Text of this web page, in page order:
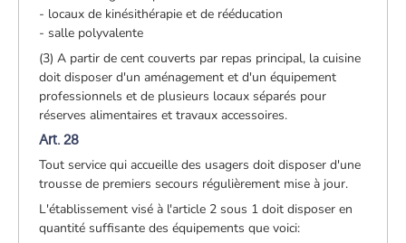
- locaux de kinésithérapie et de rééducation
- salle polyvalente
(3) A partir de cent couverts par repas principal, la cuisine
doit disposer d'un aménagement et d'un équipement
professionnels et de plusieurs locaux séparés pour
réserves alimentaires et travaux accessoires.
Art. 28
Tout service qui accueille des usagers doit disposer d'une
trousse de premiers secours régulièrement mise à jour.
L'établissement visé à l'article 2 sous 1 doit disposer en
quantité suffisante des équipements que voici: